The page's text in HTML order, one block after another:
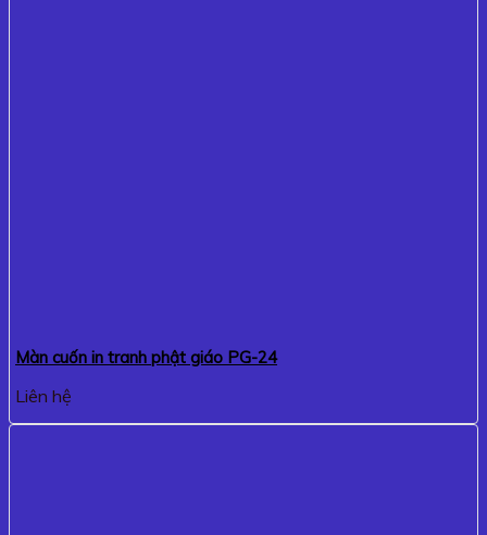
Màn cuốn in tranh phật giáo PG-24
Liên hệ